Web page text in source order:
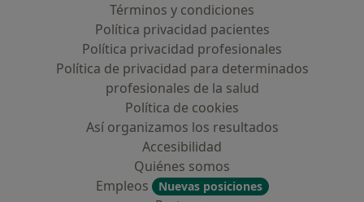
Términos y condiciones
Política privacidad pacientes
Política privacidad profesionales
Política de privacidad para determinados
profesionales de la salud
Política de cookies
Así organizamos los resultados
Accesibilidad
Quiénes somos
Empleos
Nuevas posiciones